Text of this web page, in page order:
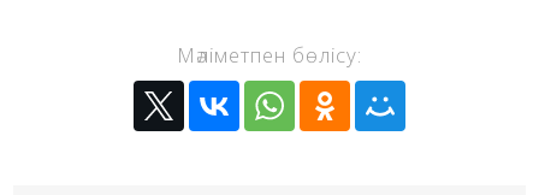
Мәліметпен бөлісу: